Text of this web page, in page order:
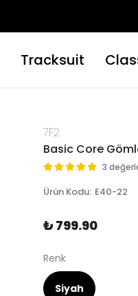
Tracksuit
7F2
Basic Core
3
Ürün Kodu: E40-22
₺ 799.90
Renk
Siyah